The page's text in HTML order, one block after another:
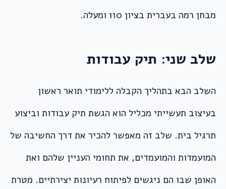
מבחן רמה בעברית בציון 110 ומעלה.
שלב שני: תיק עבודות
השלב הבא בתהליך הקבלה ללימודי תואר ראשון
בעיצוב תעשייתי מכליל הוא הגשת תיק עבודות וביצוע
תרגיל בית. שלב זה מאפשר להכיר את דרך החשיבה של
המועמדות והמועמדים, את תחומי העניין שלהם ואת
האופן שבו הם ניגשים לפיתוח רעיונות יצירתיים. מטרת